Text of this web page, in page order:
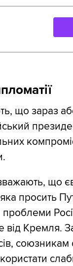
що зараз
що
просить
від Кремля.
союзникам